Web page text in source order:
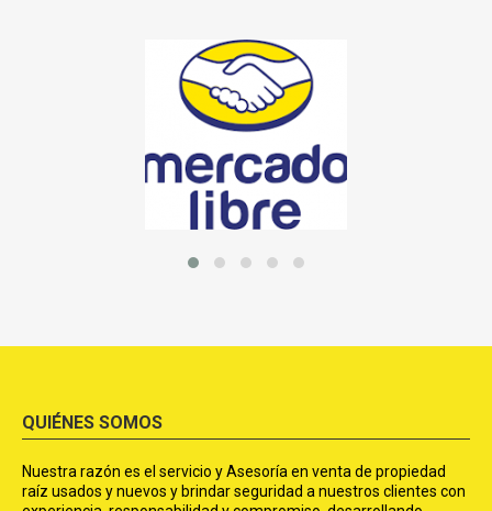
QUIÉNES SOMOS
Nuestra razón es el servicio y Asesoría en venta de propiedad
raíz usados y nuevos y brindar seguridad a nuestros clientes con